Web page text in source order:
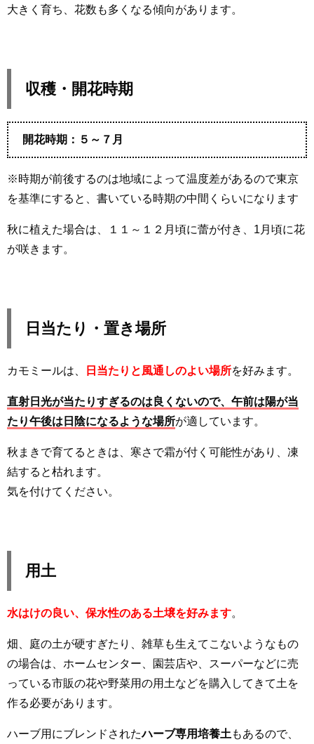
大きく育ち、花数も多くなる傾向があります。
収穫・開花時期
開花時期：５～７月
※時期が前後するのは地域によって温度差があるので東京
を基準にすると、書いている時期の中間くらいになります
秋に植えた場合は、１１～１２月頃に蕾が付き、1月頃に花
が咲きます。
日当たり・置き場所
カモミールは、 日当たりと風通しのよい場所を好みます。
直射日光が当たりすぎるのは良くないので、午前は陽が当
たり午後は日陰になるような場所が適しています。
秋まきで育てるときは、寒さで霜が付く可能性があり、凍
結すると枯れます。
気を付けてください。
用土
水はけの良い、保水性のある土壌を好みます。
畑、庭の土が硬すぎたり、雑草も生えてこないようなもの
の場合は、ホームセンター、園芸店や、スーパーなどに売
っている市販の花や野菜用の用土などを購入してきて土を
作る必要があります。
ハーブ用にブレンドされたハーブ専用培養土 もあるので、